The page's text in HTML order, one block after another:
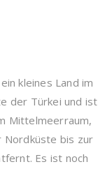
kleines Land im
der Türkei und ist
Mittelmeerraum,
Nordküste bis zur
Es ist noch